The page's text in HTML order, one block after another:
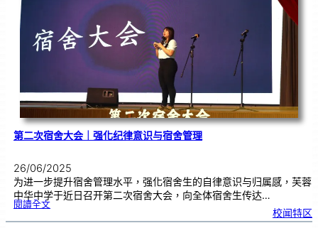
队
惊
喜
现
身
芙
第二次宿舍大会｜强化纪律意识与宿舍管理
26/06/2025
为进一步提升宿舍管理水平，强化宿舍生的自律意识与归属感，芙蓉
中华中学于近日召开第二次宿舍大会，向全体宿舍生传达…
閱讀全文:第
次
宿
校闻特区